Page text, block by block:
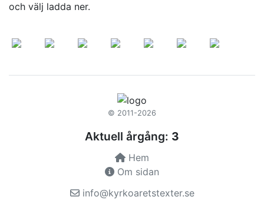
och välj ladda ner.
© 2011-2026
Aktuell årgång: 3
Hem
Om sidan
info@kyrkoaretstexter.se